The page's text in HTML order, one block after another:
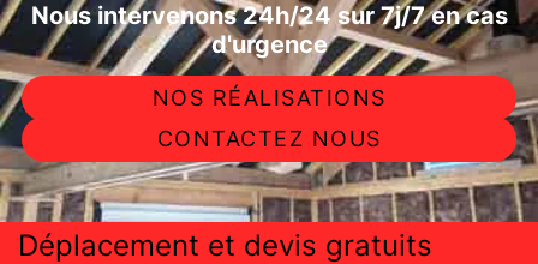
Nous intervenons 24h/24 sur 7j/7 en cas
d'urgence
NOS RÉALISATIONS
CONTACTEZ NOUS
Déplacement et devis gratuits